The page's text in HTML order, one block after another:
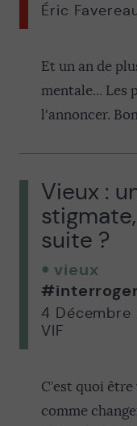
Éric
Et un an de
mentale... Les
l'annoncer.
Vieux :
suite ?
vieux
4 Décembre
VIF
C’est quoi
comme